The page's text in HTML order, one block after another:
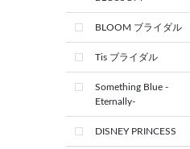
BLOOM ブライダル
Tis ブライダル
Something Blue -
Eternally-
DISNEY PRINCESS